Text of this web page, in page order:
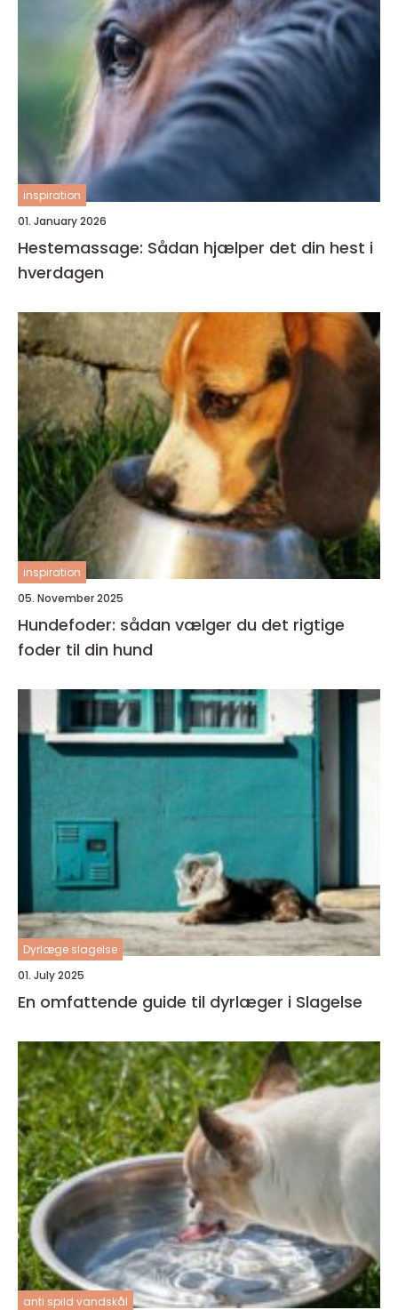
inspiration
01. January 2026
Hestemassage: Sådan hjælper det din hest i
hverdagen
inspiration
05. November 2025
Hundefoder: sådan vælger du det rigtige
foder til din hund
Dyrlæge slagelse
01. July 2025
En omfattende guide til dyrlæger i Slagelse
anti spild vandskål